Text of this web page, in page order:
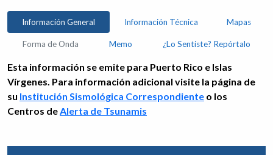
Información General Información Técnica Mapas
Forma de Onda Memo ¿Lo Sentiste? Repórtalo
Esta información se emite para Puerto Rico e Islas
Vírgenes. Para información adicional visite la página de
su Institución Sismológica Correspondiente o los
Centros deAlerta de Tsunamis